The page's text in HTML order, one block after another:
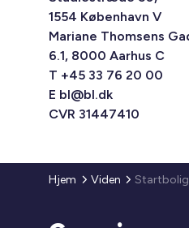
1554 København V
Mariane Thomsens
6.1, 8000 Aarhus C
T +45 33 76 20 00
E bl@bl.dk
CVR 31447410
Hjem Viden